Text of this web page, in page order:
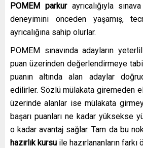
POMEM parkur ayrıcalığıyla
deneyimini önceden yaşamış,
ayrıcalığına sahip olurlar.
POMEM sınavında adayların
puan üzerinden değerlendirmeye tabi
puanın altında alan adaylar
edilirler. Sözlü mülakata giremeden
üzerinde alanlar ise mülakata
başarı puanları ne kadar yüksekse
o kadar avantaj sağlar. Tam da bu
hazırlık kursu ile hazırlananların farkı